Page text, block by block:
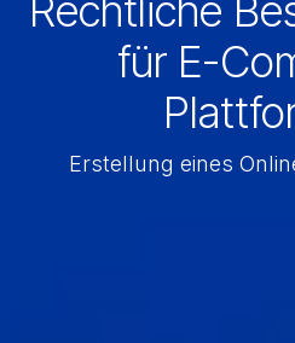
Rechtliche
für E-
Erstellung eines